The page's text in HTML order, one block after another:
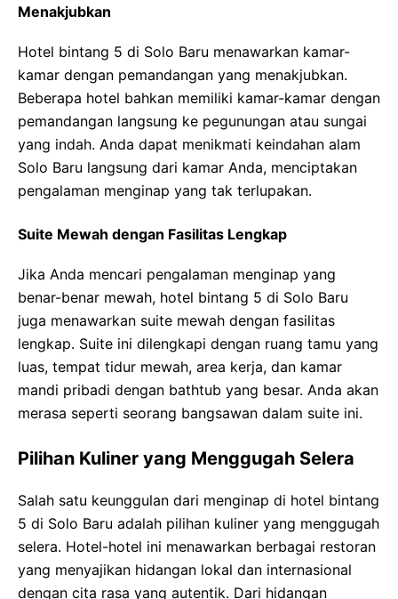
Menakjubkan
Hotel bintang 5 di Solo Baru menawarkan kamar-
kamar dengan pemandangan yang menakjubkan.
Beberapa hotel bahkan memiliki kamar-kamar dengan
pemandangan langsung ke pegunungan atau sungai
yang indah. Anda dapat menikmati keindahan alam
Solo Baru langsung dari kamar Anda, menciptakan
pengalaman menginap yang tak terlupakan.
Suite Mewah dengan Fasilitas Lengkap
Jika Anda mencari pengalaman menginap yang
benar-benar mewah, hotel bintang 5 di Solo Baru
juga menawarkan suite mewah dengan fasilitas
lengkap. Suite ini dilengkapi dengan ruang tamu yang
luas, tempat tidur mewah, area kerja, dan kamar
mandi pribadi dengan bathtub yang besar. Anda akan
merasa seperti seorang bangsawan dalam suite ini.
Pilihan Kuliner yang Menggugah Selera
Salah satu keunggulan dari menginap di hotel bintang
5 di Solo Baru adalah pilihan kuliner yang menggugah
selera. Hotel-hotel ini menawarkan berbagai restoran
yang menyajikan hidangan lokal dan internasional
dengan cita rasa yang autentik. Dari hidangan